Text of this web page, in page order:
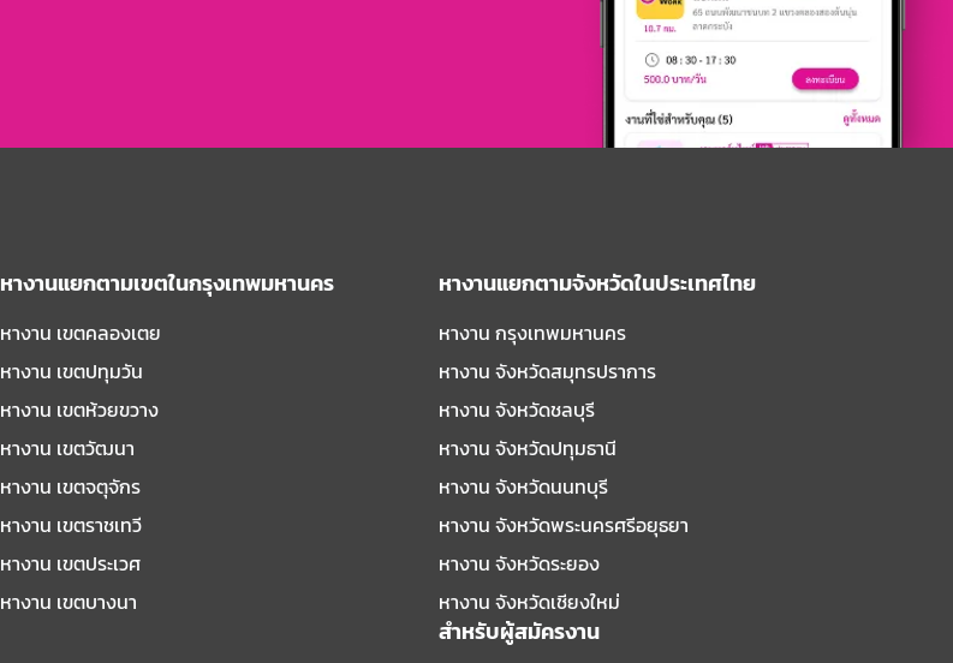
หางานแยกตามเขตในกรุงเทพมหานคร
หางาน เขตคลองเตย
หางาน เขตปทุมวัน
หางาน เขตห้วยขวาง
หางาน เขตวัฒนา
หางาน เขตจตุจักร
หางาน เขตราชเทวี
หางาน เขตประเวศ
หางาน เขตบางนา
หางานแยกตามจังหวัดในประเทศไทย
หางาน กรุงเทพมหานคร
หางาน จังหวัดสมุทรปราการ
หางาน จังหวัดชลบุรี
หางาน จังหวัดปทุมธานี
หางาน จังหวัดนนทบุรี
หางาน จังหวัดพระนครศรีอยุธยา
หางาน จังหวัดระยอง
หางาน จังหวัดเชียงใหม่
สำหรับผู้สมัครงาน